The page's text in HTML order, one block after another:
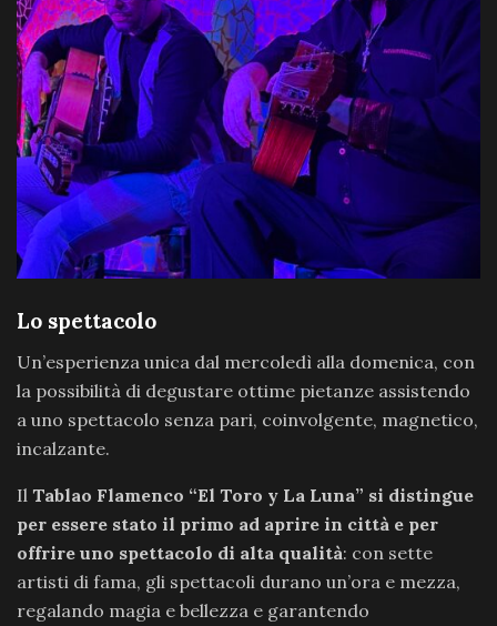
Lo spettacolo
Un’esperienza unica dal mercoledì alla domenica, con
la possibilità di degustare ottime pietanze assistendo
a uno spettacolo senza pari, coinvolgente, magnetico,
incalzante.
Il Tablao Flamenco “El Toro y La Luna” si distingue
per essere stato il primo ad aprire in città e per
offrire uno spettacolo di alta qualità: con sette
artisti di fama, gli spettacoli durano un’ora e mezza,
regalando magia e bellezza e garantendo